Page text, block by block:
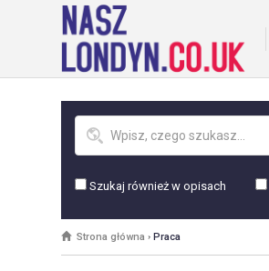
Szukaj również w opisach
Strona główna › Praca